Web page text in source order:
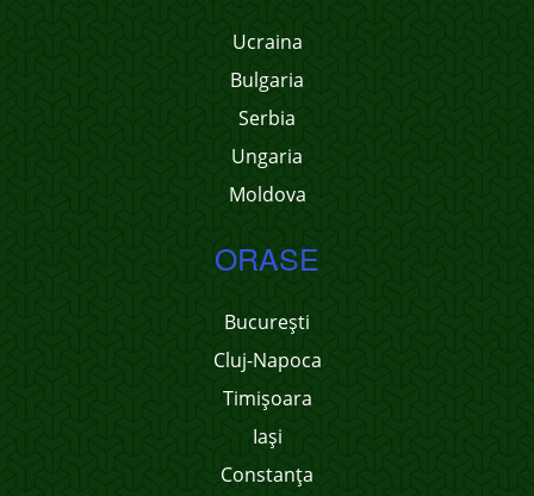
Ucraina
Bulgaria
Serbia
Ungaria
Moldova
ORASE
București
Cluj-Napoca
Timișoara
Iași
Constanța